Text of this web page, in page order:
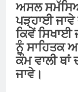
ਅਸਲ
ਪੜ੍ਹਾਈ
ਕਿਵੇਂ ਸਿਖਾਈ
ਨੂੰ ਸਾਹਿਤਕ
ਕੰਮ ਵਾਲੀ
ਜਾਵੇ।